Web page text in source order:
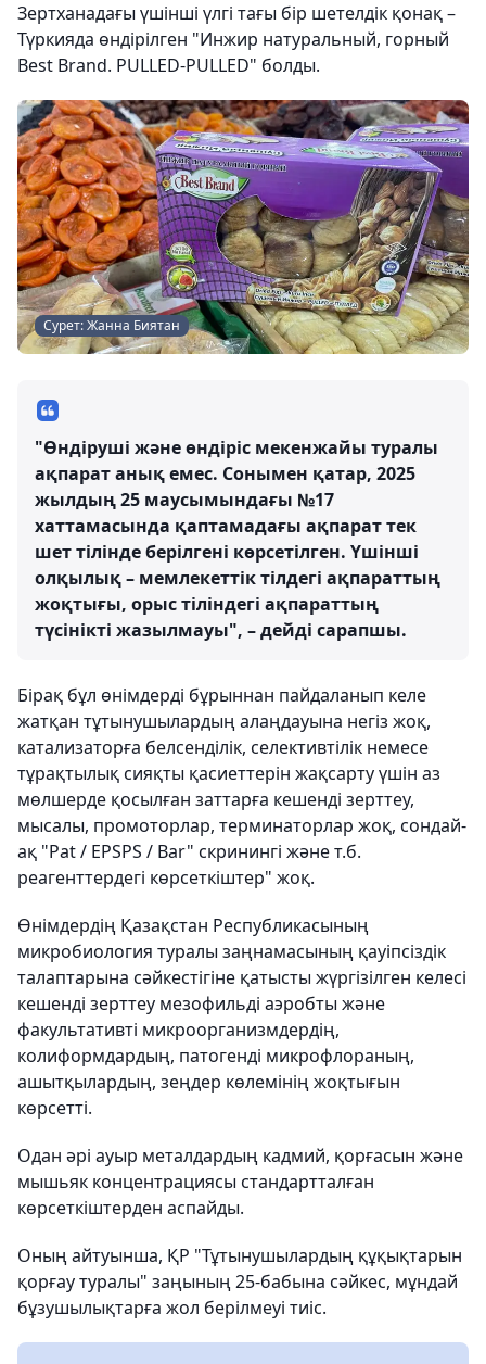
Зертханадағы үшінші үлгі тағы бір шетелдік қонақ –
Түркияда өндірілген "Инжир натуральный, горный
Best Brand. PULLED-PULLED" болды.
Сурет: Жанна Биятан
"Өндіруші және өндіріс мекенжайы туралы
ақпарат анық емес. Сонымен қатар, 2025
жылдың 25 маусымындағы №17
хаттамасында қаптамадағы ақпарат тек
шет тілінде берілгені көрсетілген. Үшінші
олқылық – мемлекеттік тілдегі ақпараттың
жоқтығы, орыс тіліндегі ақпараттың
түсінікті жазылмауы", – дейді сарапшы.
Бірақ бұл өнімдерді бұрыннан пайдаланып келе
жатқан тұтынушылардың алаңдауына негіз жоқ,
катализаторға белсенділік, селективтілік немесе
тұрақтылық сияқты қасиеттерін жақсарту үшін аз
мөлшерде қосылған заттарға кешенді зерттеу,
мысалы, промоторлар, терминаторлар жоқ, сондай-
ақ "Pat / EPSPS / Bar" скринингі және т.б.
реагенттердегі көрсеткіштер" жоқ.
Өнімдердің Қазақстан Республикасының
микробиология туралы заңнамасының қауіпсіздік
талаптарына сәйкестігіне қатысты жүргізілген келесі
кешенді зерттеу мезофильді аэробты және
факультативті микроорганизмдердің,
колиформдардың, патогенді микрофлораның,
ашытқылардың, зеңдер көлемінің жоқтығын
көрсетті.
Одан әрі ауыр металдардың кадмий, қорғасын және
мышьяк концентрациясы стандартталған
көрсеткіштерден аспайды.
Оның айтуынша, ҚР "Тұтынушылардың құқықтарын
қорғау туралы" заңының 25-бабына сәйкес, мұндай
бұзушылықтарға жол берілмеуі тиіс.